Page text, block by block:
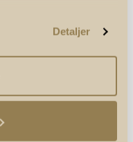
Detaljer